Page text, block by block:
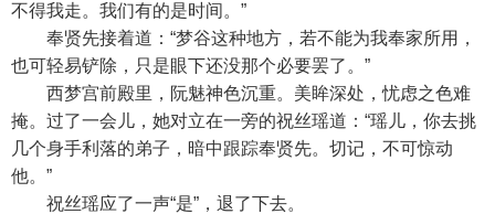
不得我走。我们有的是时间。”
奉贤先接着道：“梦谷这种地方，若不能为我奉家所用，
也可轻易铲除，只是眼下还没那个必要罢了。”
西梦宫前殿里，阮魅神色沉重。美眸深处，忧虑之色难
掩。过了一会儿，她对立在一旁的祝丝瑶道：“瑶儿，你去挑
几个身手利落的弟子，暗中跟踪奉贤先。切记，不可惊动
他。”
祝丝瑶应了一声“是”，退了下去。